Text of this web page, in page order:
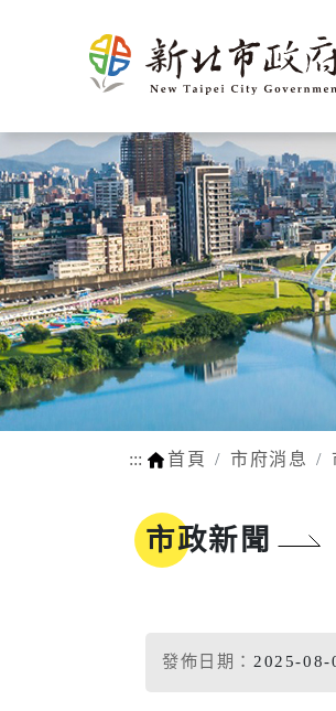
新北介
紹
地理氣候
人口概況
交通概述
文化
姊妹市及
友好城市
新北市標
誌
市府團
隊
市府
市政府
各機關
區公所
市政新聞
市府徵才
施政計畫
新北市SDGs網站
市民申辦/申訴等查
詢
路平報馬仔
熱門
動物認養
公設認養
網站連結
行動APP
常見問答
參與式預算
::: 首頁 市府消息
市政新聞
發佈日期： 2025-08-